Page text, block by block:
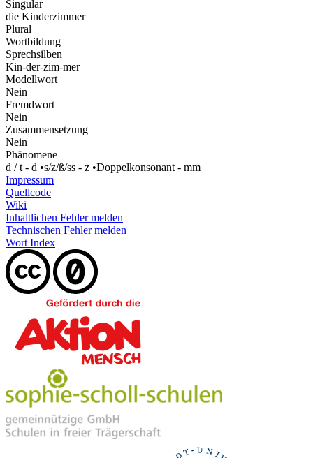
Singular
die Kinderzimmer
Plural
Wortbildung
Sprechsilben
Kin-der-zim-mer
Modellwort
Nein
Fremdwort
Nein
Zusammensetzung
Nein
Phänomene
d / t - d •s/z/ß/ss - z •Doppelkonsonant - mm
Impressum
Quellcode
Wiki
Inhaltlichen Fehler melden
Technischen Fehler melden
Wort Index